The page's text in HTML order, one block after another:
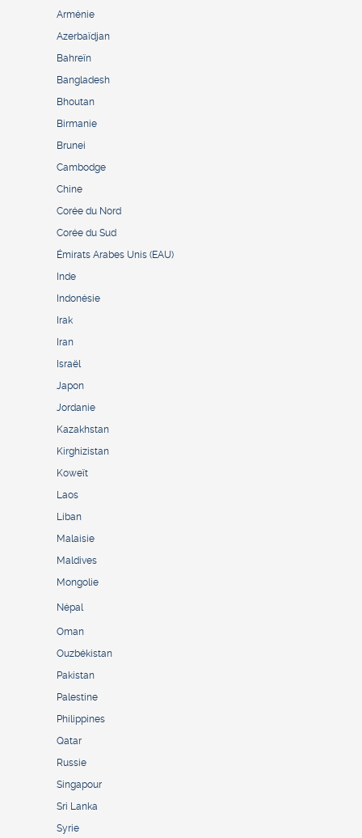
Arménie
Azerbaïdjan
Bahreïn
Bangladesh
Bhoutan
Birmanie
Brunei
Cambodge
Chine
Corée du Nord
Corée du Sud
Émirats Arabes Unis (EAU)
Inde
Indonésie
Irak
Iran
Israël
Japon
Jordanie
Kazakhstan
Kirghizistan
Koweït
Laos
Liban
Malaisie
Maldives
Mongolie
Népal
Oman
Ouzbékistan
Pakistan
Palestine
Philippines
Qatar
Russie
Singapour
Sri Lanka
Syrie